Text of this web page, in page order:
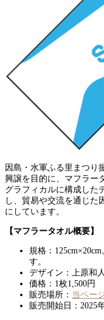
因島・水軍ふる里まつり
興譲を目的に、マフラー
グラフィカルに構成した
し、貿易や交流を通じた
にしています。
【マフラータオル概要】
規格：
す。
デザイン：上原和
価格：1枚1,500円
販売場所： 当ペー
販売開始日：2025